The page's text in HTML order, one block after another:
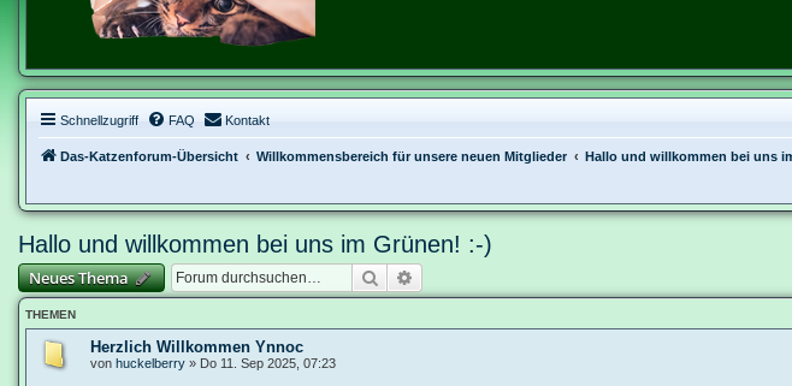
Schnellzugriff FAQ Kontakt
Das-Katzenforum-Übersicht Willkommensbereich für unsere neuen Mitglieder Hallo und willkommen bei uns
Hallo und willkommen bei uns im Grünen! :-)
Neues Thema Suche
THEMEN
Herzlich Willkommen Ynnoc
von huckelberry » Do 11. Sep 2025, 07:23